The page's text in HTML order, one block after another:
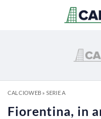
CALCIOWEB» SERIE A
Fiorentina, in